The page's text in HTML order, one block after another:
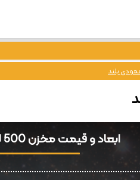
ابعاد و قیمت مخزن 500 لیتری عمودی بلند